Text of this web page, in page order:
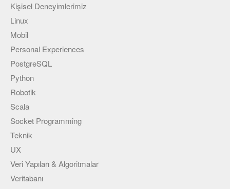
Kişisel Deneyimlerimiz
Linux
Mobil
Personal Experiences
PostgreSQL
Python
Robotik
Scala
Socket Programming
Teknik
UX
Veri Yapıları & Algoritmalar
Veritabanı